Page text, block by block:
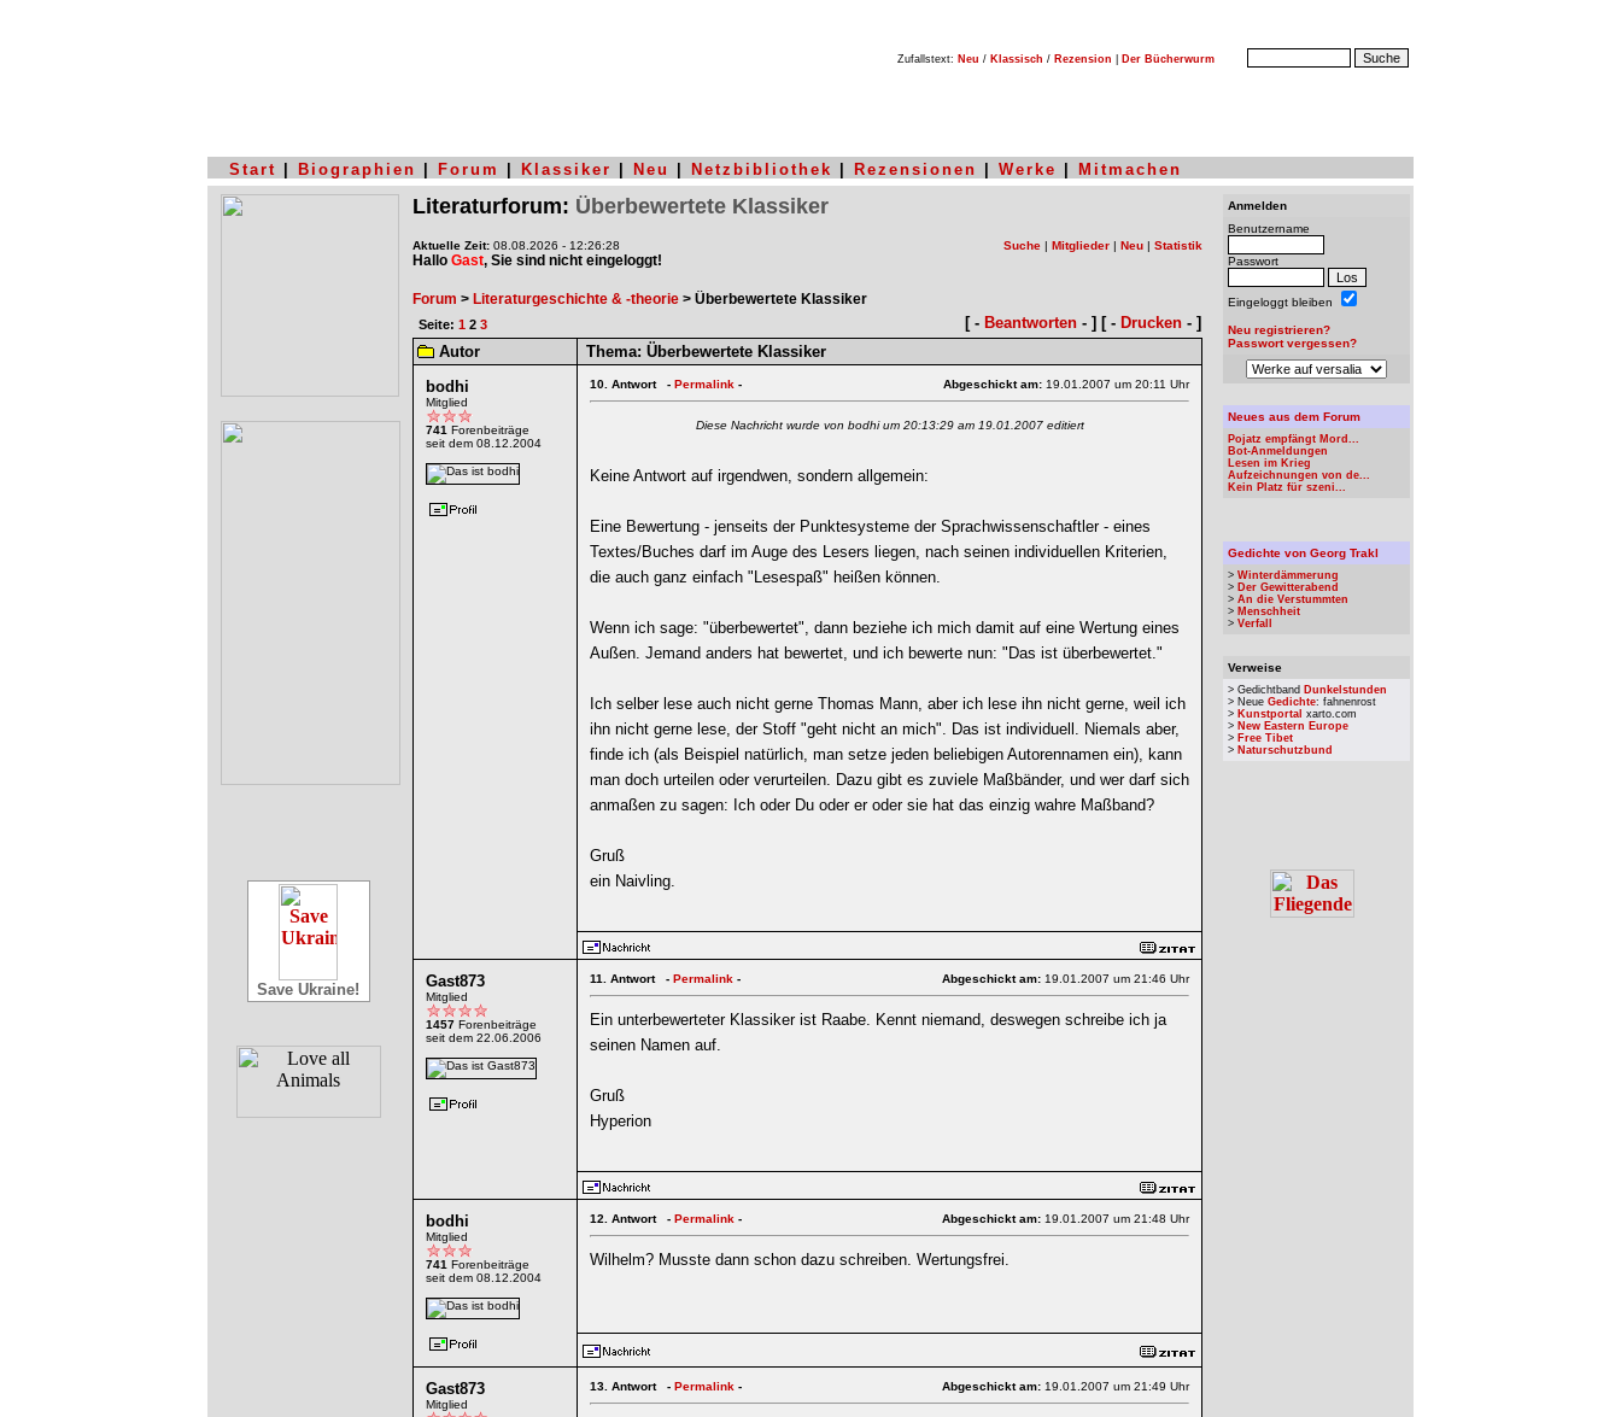
Zufallstext: Neu / Klassisch / Rezension Der Bücherwurm
Start Biographien Forum Klassiker Neu Netzbibliothek Rezensionen Werke Mitmachen
Save Ukraine!
Literaturforum: Überbewertete Klassiker
Aktuelle Zeit: 08.08.2026 - 12:26:28
Hallo Gast, Sie sind nicht eingeloggt!
Suche | Mitglieder | Neu | Statistik
Forum > Literaturgeschichte & -theorie > Überbewertete Klassiker
Seite: 1 2 3 [ - Beantworten - ] [ - Drucken - ]
Autor
Thema: Überbewertete Klassiker
bodhi
Mitglied
741 Forenbeiträge
seit dem 08.12.2004
10. Antwort - Permalink - Abgeschickt am: 19.01.2007 um 20:11 Uhr
Diese Nachricht wurde von bodhi um 20:13:29 am 19.01.2007 editiert
Keine Antwort auf irgendwen, sondern allgemein:
Eine Bewertung - jenseits der Punktesysteme der Sprachwissenschaftler - eines
Textes/Buches darf im Auge des Lesers liegen, nach seinen individuellen Kriterien,
die auch ganz einfach "Lesespaß" heißen können.
Wenn ich sage: "überbewertet", dann beziehe ich mich damit auf eine Wertung eines
Außen. Jemand anders hat bewertet, und ich bewerte nun: "Das ist überbewertet."
Ich selber lese auch nicht gerne Thomas Mann, aber ich lese ihn nicht gerne, weil ich
ihn nicht gerne lese, der Stoff "geht nicht an mich". Das ist individuell. Niemals aber,
finde ich (als Beispiel natürlich, man setze jeden beliebigen Autorennamen ein), kann
man doch urteilen oder verurteilen. Dazu gibt es zuviele Maßbänder, und wer darf sich
anmaßen zu sagen: Ich oder Du oder er oder sie hat das einzig wahre Maßband?
Gruß
ein Naivling.
Gast873
Mitglied
1457 Forenbeiträge
seit dem 22.06.2006
11. Antwort - Permalink - Abgeschickt am: 19.01.2007 um 21:46 Uhr
Ein unterbewerteter Klassiker ist Raabe. Kennt niemand, deswegen schreibe ich ja
seinen Namen auf.
Gruß
Hyperion
bodhi
Mitglied
741 Forenbeiträge
seit dem 08.12.2004
12. Antwort - Permalink - Abgeschickt am: 19.01.2007 um 21:48 Uhr
Wilhelm? Musste dann schon dazu schreiben. Wertungsfrei.
Gast873
Mitglied
13. Antwort - Permalink - Abgeschickt am: 19.01.2007 um 21:49 Uhr
Anmelden
Benutzername
Passwort
Eingeloggt bleiben
Neu registrieren?
Passwort vergessen?
Neues aus dem Forum
Pojatz empfängt Mord...
Bot-Anmeldungen
Lesen im Krieg
Aufzeichnungen von de...
Kein Platz für szeni...
Gedichte von Georg Trakl
> Winterdämmerung
> Der Gewitterabend
> An die Verstummten
> Menschheit
> Verfall
Verweise
> Gedichtband Dunkelstunden
> Neue Gedichte: fahnenrost
> Kunstportal xarto.com
> New Eastern Europe
> Free Tibet
> Naturschutzbund